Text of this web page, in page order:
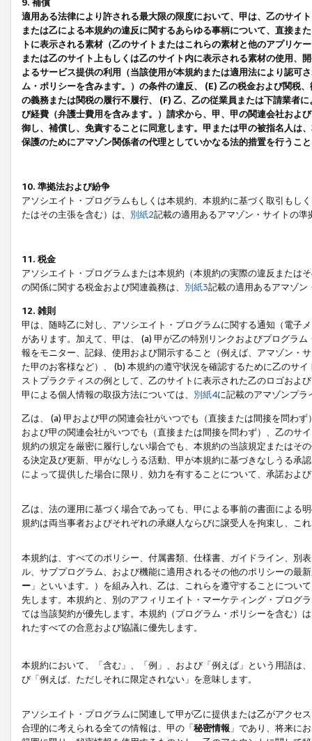
9. 補償
適用ある法律により許される最大限の限度において、甲は、乙のサイ
または乙による本規約の違反に関するあらゆる事柄について、直接ま
トに表示される素材（乙のサイトまたはこれらの素材と他のアプリ
または乙のサイト上もしくは乙のサイト内に表示される素材の使用、
よるサービス提供の利用（当該使用が本規約または適用法により認可
ム・ポリシーを含みます。）の条件の違反、 (E) 乙の税金および関税
の義務または関税の履行不履行、 (F) 乙、乙の従業員または下請業者
び経費（弁護士費用を含みます。）請求から、甲、甲の関連会社およ
御し、補償し、免責することに同意します。甲または甲の被指名人は
保護のためにアマゾン関係者の代理としていかなる法的措置を行うこ
10. 準拠法および紛争
アソシエイト・プログラムもしくは本規約、本規約に基づく取引もし
たはその主張を含む）は、 別紙2記載の適用あるアマゾン・サイトの
11. 税金
アソシエイト・プログラムまたは本規約（本規約の実際の違反または
の関係に関する税金および関連義務は、 別紙3記載の適用あるアマゾン
12. 雑則
甲は、随時乙に対し、アソシエイト・プログラムに関する通知（電子
があります。加えて、甲は、 (a) 甲が乙の特別リンクおよびプログラ
報をモニター、記録、使用および開示すること（例えば、アマゾン・
た甲のお客様など）、 (b) 本規約の遵守状況を確認するために乙のサ
ストプラクティスの例として、乙のサイトに表示された乙のロゴおよ
甲による個人情報の取扱方法については、 別紙4に記載のアマゾンプ
乙は、 (a) 甲および甲の関連会社がいつでも（直接または間接を問わ
および甲の関連会社がいつでも（直接または間接を問わず）、乙のサ
規約の規定を厳密に履行しない場合でも、本規約の当該規定またはそ
る決定及び更新、甲がなしうる活動、甲が本規約に基づきなしうる承
によって提供した場合に限り、効力を有することについて、承諾およ
乙は、法の運用に基づく場合であっても、甲による事前の書面による
規約は両当事者およびそれぞれの承継人ならびに譲受人を拘束し、こ
本規約は、すべてのポリシー、付属書類、仕様書、ガイドライン、別
ル、サブプログラム、および機能に適用されるその他のポリシーの最
ー 」といいます。）を組み入れ、乙は、これらを遵守することにつ
先します。本規約と、別のアフィリエイト・マーケティング・プログ
ては当該契約が優先します。本規約（プログラム・ポリシーを含む）
れたすべての合意および協議に優先します。
本規約において、「含む」、「例」、および「例えば」という用語は
び「例えば、ただしそれに限定されない」を意味します。
アソシエイト・プログラムに関連して甲が乙に提供または乙がアクセ
合理的に考えられる全ての情報は、甲の「秘密情報 」であり、将来に